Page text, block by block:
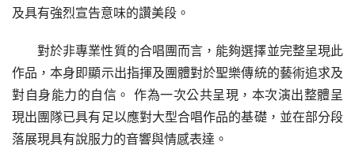
及具有強烈宣告意味的讚美段。
對於非專業性質的合唱團而言，能夠選擇並完整呈現此
作品，本身即顯示出指揮及團體對於聖樂傳統的藝術追求及
對自身能力的自信。 作為一次公共呈現，本次演出整體呈
現出團隊已具有足以應對大型合唱作品的基礎，並在部分段
落展現具有說服力的音響與情感表達。